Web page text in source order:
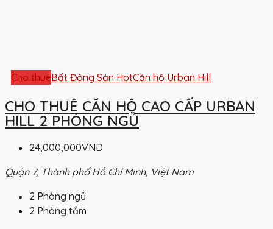
Cho thuêBất Động Sản HotCăn hộ Urban Hill
CHO THUÊ CĂN HỘ CAO CẤP URBAN
HILL 2 PHÒNG NGỦ
24,000,000VND
Quận 7, Thành phố Hồ Chí Minh, Việt Nam
2 Phòng ngủ
2 Phòng tắm